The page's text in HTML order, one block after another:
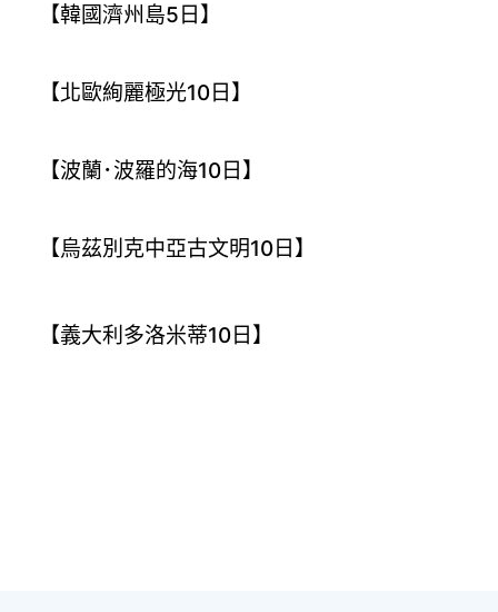
【韓國濟州島5日】
【北歐絢麗極光10日】
【波蘭･波羅的海10日】
【烏茲別克中亞古文明10日】
【義大利多洛米蒂10日】